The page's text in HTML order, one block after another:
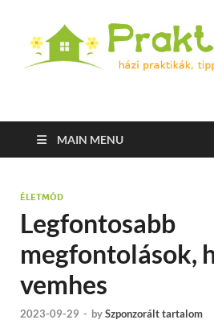
MAIN MENU
ÉLETMÓD
Legfontosabb
megfontolások,
vemhes
2023-09-29 - bySzponzorált tartalom